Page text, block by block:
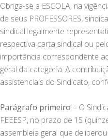
Obriga-se a ESCOLA, na
de seus PROFESSORES,
sindical legalmente
respectiva carta sindical ou
importância correspondente
geral da categoria. A
assistenciais do Sindicato,
Parágrafo primeiro – O
FEEESP, no prazo de 15
assembleia geral que